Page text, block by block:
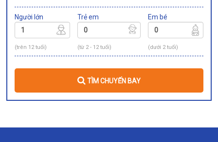
Người lớn
(trên 12 tuổi)
Trẻ em
(từ 2 - 12 tuổi)
Em bé
(dưới 2 tuổi)
TÌM CHUYẾN BAY